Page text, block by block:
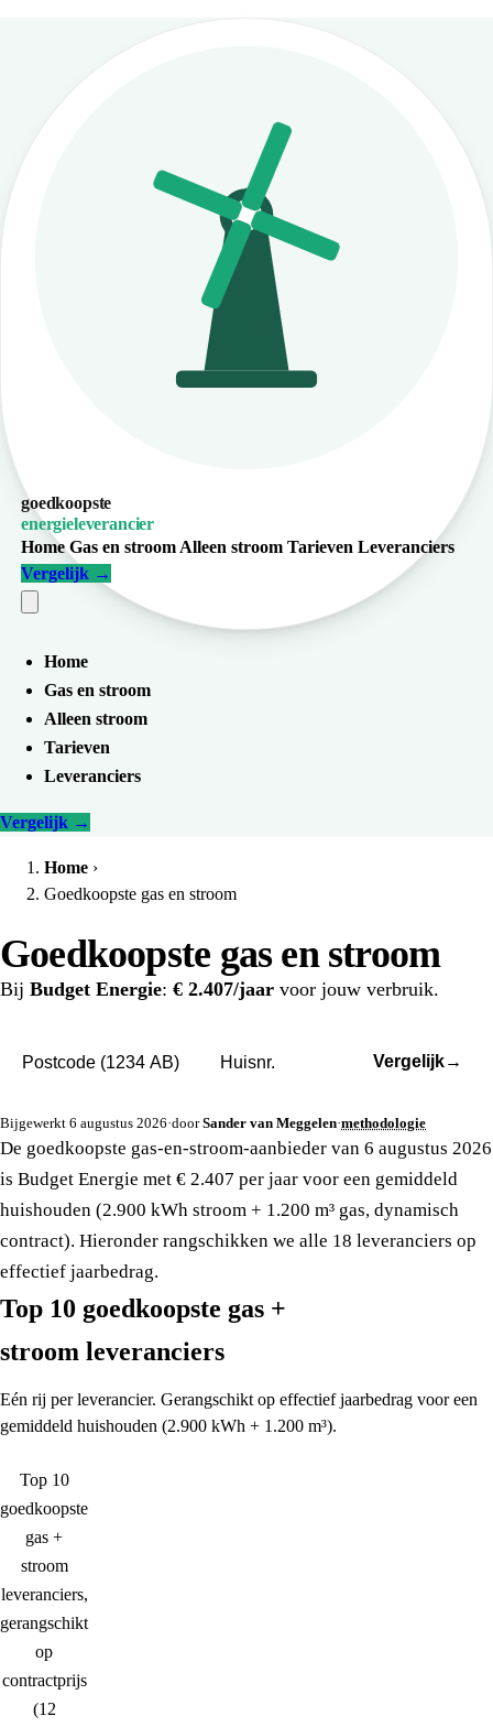
goedkoopste
energieleverancier
HomeGas en stroom Alleen stroom Tarieven Leveranciers
Vergelijk →
Home
Gas en stroom
Alleen stroom
Tarieven
Leveranciers
Vergelijk →
Home ›
Goedkoopste gas en stroom
Goedkoopste gas en stroom
Bij Budget Energie: € 2.407/jaar voor jouw verbruik.
Vergelijk→
Bijgewerkt 6 augustus 2026·doorSander van Meggelen·methodologie
De goedkoopste gas-en-stroom-aanbieder van 6 augustus 2026
is Budget Energie met € 2.407 per jaar voor een gemiddeld
huishouden (2.900 kWh stroom + 1.200 m³ gas, dynamisch
contract). Hieronder rangschikken we alle 18 leveranciers op
effectief jaarbedrag.
Top 10 goedkoopste gas +
stroom leveranciers
Eén rij per leverancier. Gerangschikt op effectief jaarbedrag voor een
gemiddeld huishouden (2.900 kWh + 1.200 m³).
Top 10
goedkoopste
gas +
stroom
leveranciers,
gerangschikt
op
contractprijs
(12